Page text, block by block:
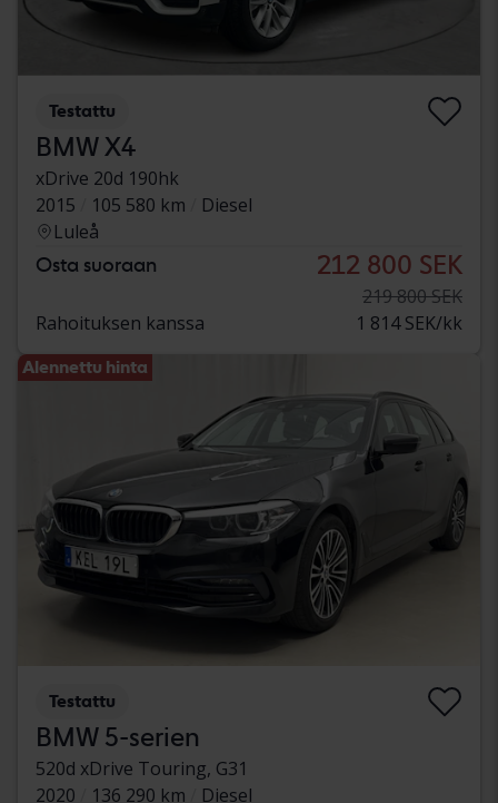
Testattu
BMW X4
xDrive 20d 190hk
2015
105 580 km
Diesel
Luleå
Osta suoraan 212 800 SEK
219 800 SEK
Rahoituksen kanssa
1 814 SEK/kk
Alennettu hinta
Testattu
BMW 5-serien
520d xDrive Touring, G31
2020
136 290 km Diesel